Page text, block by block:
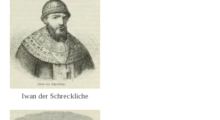
Iwan der Schreckliche